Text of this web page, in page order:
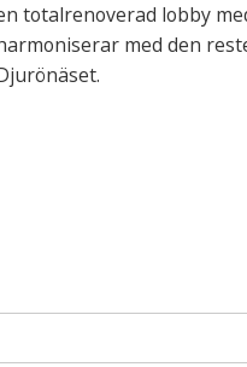
totalrenoverad lobby
med den